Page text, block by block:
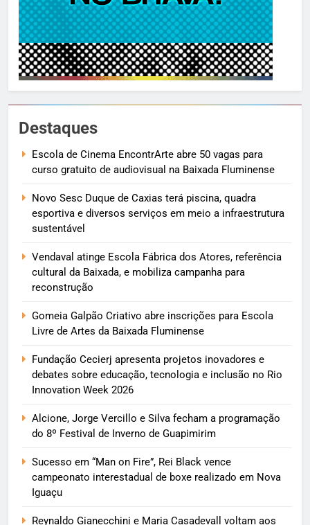
Destaques
Escola de Cinema EncontrArte abre 50 vagas para
curso gratuito de audiovisual na Baixada Fluminense
Novo Sesc Duque de Caxias terá piscina, quadra
esportiva e diversos serviços em meio a infraestrutura
sustentável
Vendaval atinge Escola Fábrica dos Atores, referência
cultural da Baixada, e mobiliza campanha para
reconstrução
Gomeia Galpão Criativo abre inscrições para Escola
Livre de Artes da Baixada Fluminense
Fundação Cecierj apresenta projetos inovadores e
debates sobre educação, tecnologia e inclusão no Rio
Innovation Week 2026
Alcione, Jorge Vercillo e Silva fecham a programação
do 8º Festival de Inverno de Guapimirim
Sucesso em “Man on Fire”, Rei Black vence
campeonato interestadual de boxe realizado em Nova
Iguaçu
Reynaldo Gianecchini e Maria Casadevall voltam aos